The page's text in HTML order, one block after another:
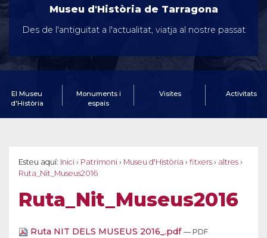
Museu d'Història de Tarragona
Des de l'antiguitat a l'actualitat, viatja al nostre passat
El Museu
d'Història
Monuments i
espais
Visites Activitats
Esteu aquí: Inici › Patrimoni › Museu d'Història › fitxers › altres ›
Ruta_Nit_Museus2016
Ruta_Nit_Museus2016
Ruta NIT DELS MUSEUS 2016_.pdf — PDF